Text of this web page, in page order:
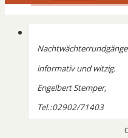
Nachtwächterrundgänge
informativ und witzig.
Engelbert Stemper,
Tel.:02902/71403